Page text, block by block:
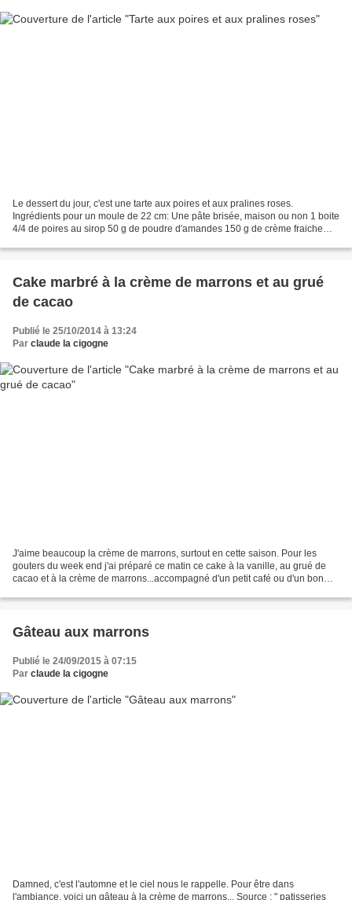
Le dessert du jour, c'est une tarte aux poires et aux pralines roses.
Ingrédients pour un moule de 22 cm: Une pâte brisée, maison ou non 1 boite
4/4 de poires au sirop 50 g de poudre d'amandes 150 g de crème fraiche
Cake marbré à la crème de marrons et au grué
de cacao
Publié le 25/10/2014 à 13:24
Par claude la cigogne
J'aime beaucoup la crème de marrons, surtout en cette saison. Pour les
gouters du week end j'ai préparé ce matin ce cake à la vanille, au grué de
cacao et à la crème de marrons...accompagné d'un petit café ou d'un bon
Gâteau aux marrons
Publié le 24/09/2015 à 07:15
Par claude la cigogne
Damned, c'est l'automne et le ciel nous le rappelle. Pour être dans
l'ambiance, voici un gâteau à la crème de marrons... Source : " patisseries